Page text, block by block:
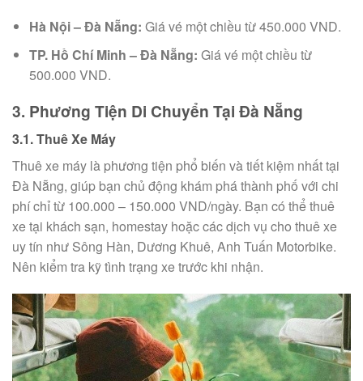
Hà Nội – Đà Nẵng: Giá vé một chiều từ 450.000 VND.
TP. Hồ Chí Minh – Đà Nẵng: Giá vé một chiều từ
500.000 VND.
3. Phương Tiện Di Chuyển Tại Đà Nẵng
3.1. Thuê Xe Máy
Thuê xe máy là phương tiện phổ biến và tiết kiệm nhất tại
Đà Nẵng, giúp bạn chủ động khám phá thành phố với chi
phí chỉ từ 100.000 – 150.000 VND/ngày. Bạn có thể thuê
xe tại khách sạn, homestay hoặc các dịch vụ cho thuê xe
uy tín như Sông Hàn, Dương Khuê, Anh Tuấn Motorbike.
Nên kiểm tra kỹ tình trạng xe trước khi nhận.